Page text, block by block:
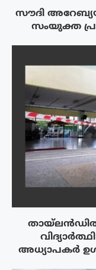
സൗദി
സംയുക്ത
അധ്യാപകർ